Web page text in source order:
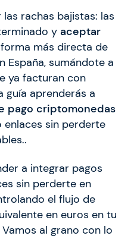
rachas bajistas: las
y aceptar
más directa de
España, sumándote a
ya facturan con
guía aprenderás a
pago criptomonedas
enlaces sin perderte
a integrar pagos
sin perderte en
el flujo de
en euros en tu
al grano con lo